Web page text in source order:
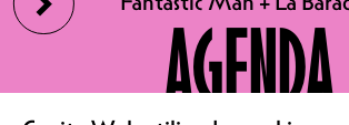
AGENDA
+ La